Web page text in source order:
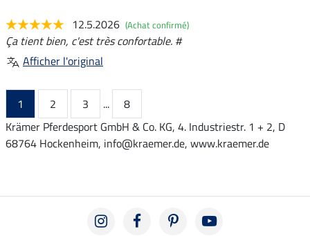
12.5.2026 (Achat confirmé)
Ça tient bien, c'est très confortable. #
Afficher l'original
1 2 3 ...
8
Krämer Pferdesport GmbH & Co. KG, 4. Industriestr. 1 + 2, D
68764 Hockenheim, info@kraemer.de, www.kraemer.de